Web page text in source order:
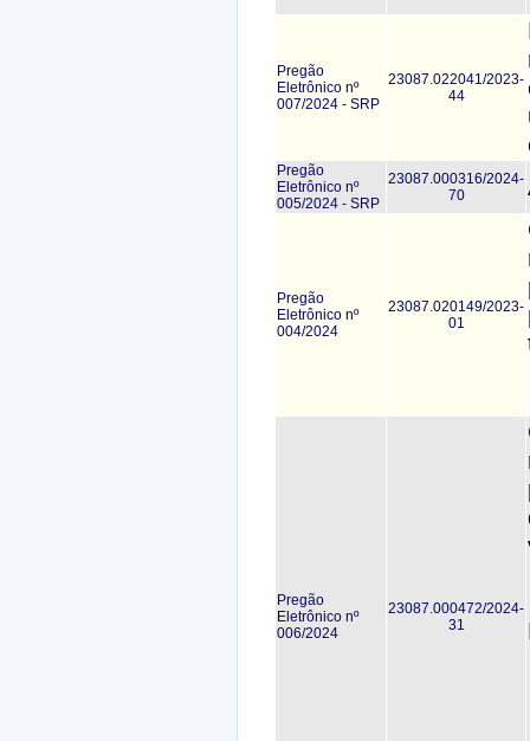
Pregão
Eletrônico nº
007/2024 - SRP
23087.022041/2023-
44
Pregão
Eletrônico nº
005/2024 - SRP
23087.000316/2024-
70
Pregão
Eletrônico nº
004/2024
23087.020149/2023-
01
Pregão
Eletrônico nº
006/2024
23087.000472/2024-
31